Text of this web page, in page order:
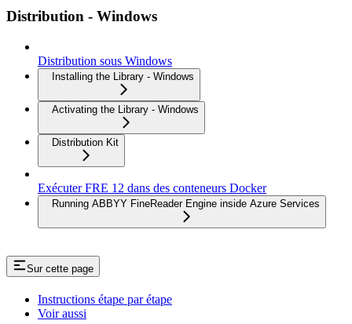
Distribution - Windows
Distribution sous Windows
Installing the Library - Windows
Activating the Library - Windows
Distribution Kit
Exécuter FRE 12 dans des conteneurs Docker
Running ABBYY FineReader Engine inside Azure Services
Sur cette page
Instructions étape par étape
Voir aussi